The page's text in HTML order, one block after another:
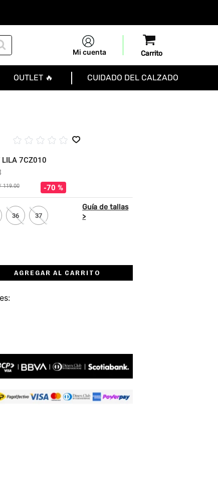
Mi cuenta
OUTLET 🔥 CUIDADO DEL CALZADO
☆ ☆ ☆ ☆ ☆
LILA 7CZ010
119.00 70 %
36 37
AGREGAR AL CARRITO